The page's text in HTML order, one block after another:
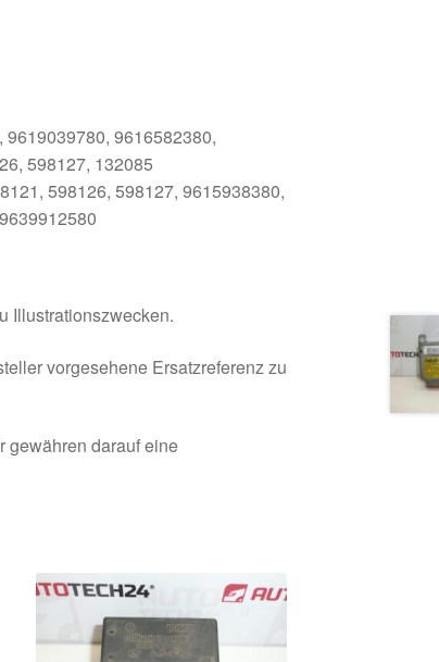
9616582380,
598127, 132085
598126, 598127, 9615938380,
Illustrationszwecken.
vorgesehene Ersatzreferenz zu
gewähren darauf eine